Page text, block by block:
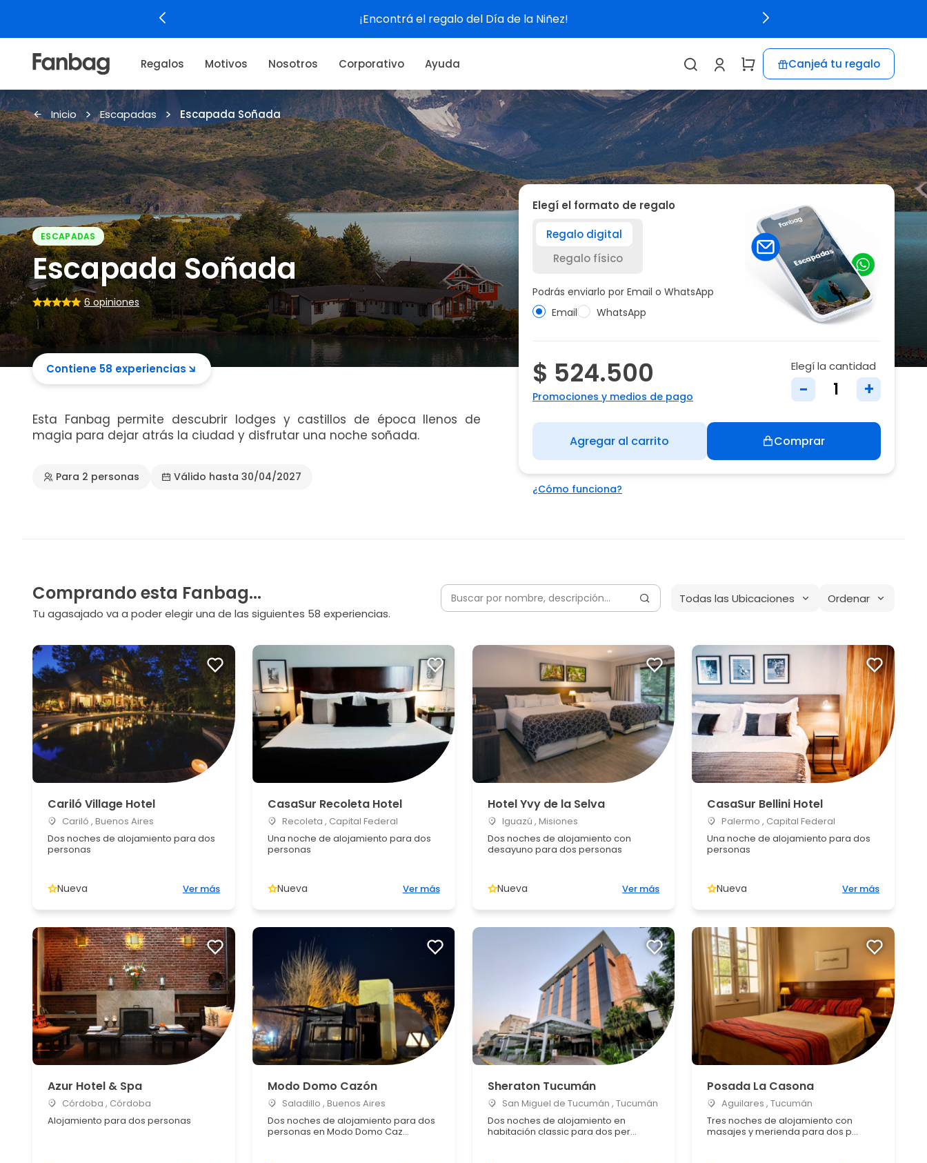
Ver experiencias
Regalos Motivos Nosotros Corporativo Ayuda Canjeá tu regalo
Inicio Escapadas Escapada Soñada
ESCAPADAS
Escapada Soñada
6 opiniones
Contiene 58 experiencias
Esta Fanbag permite descubrir lodges y castillos de época llenos de
magia para dejar atrás la ciudad y disfrutar una noche soñada.
Para 2 personas Válido hasta 30/04/2027
Elegí el formato de regalo
Regalo digital
Regalo físico
Podrás enviarlo por Email o WhatsApp
Email
WhatsApp
$ 524.500
Promociones y medios de pago
Elegí la cantidad
- +
Agregar al carrito Comprar
¿Cómo funciona?
Comprando esta Fanbag...
Tu agasajado va a poder elegir una de las siguientes 58 experiencias.
Todas las Ubicaciones Ordenar
Cariló Village Hotel
Cariló , Buenos Aires
Dos noches de alojamiento para dos
personas
Nueva Ver más
CasaSur Recoleta Hotel
Recoleta , Capital Federal
Una noche de alojamiento para dos
personas
Nueva Ver más
Hotel Yvy de la Selva
Iguazú , Misiones
Dos noches de alojamiento con
desayuno para dos personas
Nueva Ver más
CasaSur Bellini Hotel
Palermo , Capital Federal
Una noche de alojamiento para dos
personas
Nueva Ver más
Azur Hotel & Spa
Córdoba , Córdoba
Alojamiento para dos personas
Modo Domo Cazón
Saladillo , Buenos Aires
Dos noches de alojamiento para dos
personas en Modo Domo Caz...
Sheraton Tucumán
San Miguel de Tucumán , Tucumán
Dos noches de alojamiento en
habitación classic para dos per...
Posada La Casona
Aguilares , Tucumán
Tres noches de alojamiento con
masajes y merienda para dos p...